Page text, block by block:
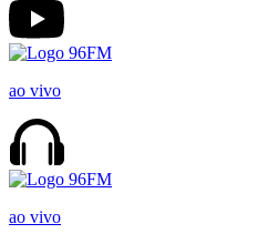
ao vivo
ao vivo